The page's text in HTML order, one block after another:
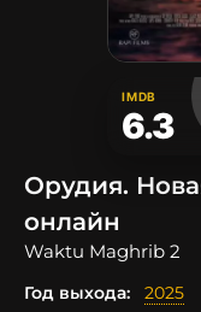
IMDB
6.3
Орудия.
онлайн
Waktu Maghrib 2
Год выхода:
2025